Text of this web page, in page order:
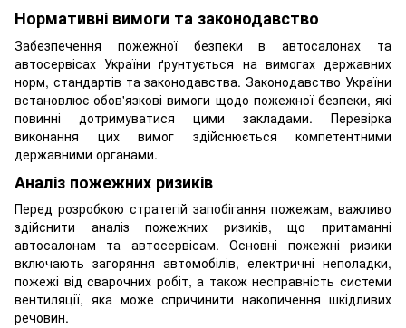
Нормативні вимоги та законодавство
Забезпечення пожежної безпеки в автосалонах та
автосервісах України ґрунтується на вимогах державних
норм, стандартів та законодавства. Законодавство України
встановлює обов'язкові вимоги щодо пожежної безпеки, які
повинні дотримуватися цими закладами. Перевірка
виконання цих вимог здійснюється компетентними
державними органами.
Аналіз пожежних ризиків
Перед розробкою стратегій запобігання пожежам, важливо
здійснити аналіз пожежних ризиків, що притаманні
автосалонам та автосервісам. Основні пожежні ризики
включають загоряння автомобілів, електричні неполадки,
пожежі від сварочних робіт, а також несправність системи
вентиляції, яка може спричинити накопичення шкідливих
речовин.